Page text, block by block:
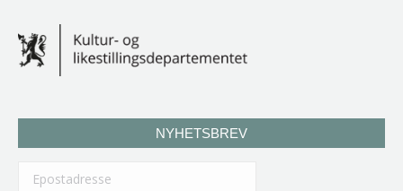
NYHETSBREV